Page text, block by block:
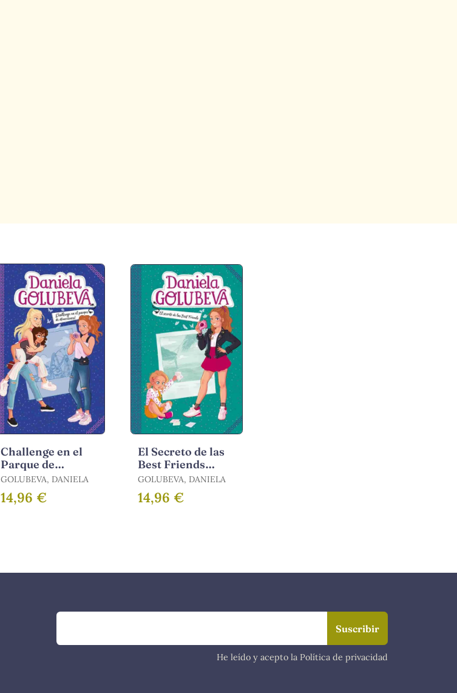
Challenge en el
Parque de
Atracciones
(Daniela
Golubeva 3)
GOLUBEVA, DANIELA
14,96 €
El Secreto de las
Best Friends
(Daniela
Golubeva 2)
GOLUBEVA, DANIELA
14,96 €
He leído y acepto la Política de privacidad